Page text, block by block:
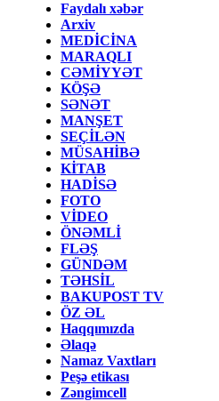
Faydalı xəbər
Arxiv
MEDİCİNA
MARAQLI
CƏMİYYƏT
KÖŞƏ
SƏNƏT
MANŞET
SEÇİLƏN
MÜSAHİBƏ
KİTAB
HADİSƏ
FOTO
VİDEO
ÖNƏMLİ
FLƏŞ
GÜNDƏM
TƏHSİL
BAKUPOST TV
ÖZ ƏL
Haqqımızda
Əlaqə
Namaz Vaxtları
Peşə etikası
Zəngimcell